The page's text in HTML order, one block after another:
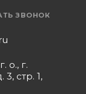
ЗВОНОК
о., г.
стр. 1,